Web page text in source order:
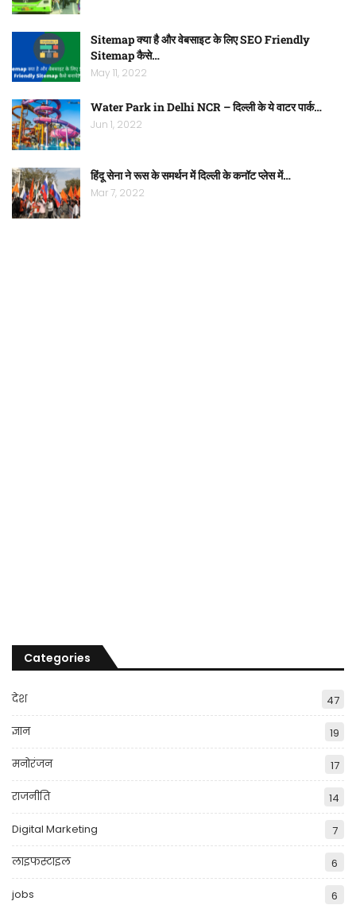
Sitemap क्या है और वेबसाइट के लिए SEO Friendly
Sitemap कैसे…
May 11, 2022
Water Park in Delhi NCR – दिल्ली के ये वाटर पार्क…
Jun 1, 2022
हिंदू सेना ने रूस के समर्थन में दिल्ली के कनॉट प्लेस में…
Mar 7, 2022
Categories
देश 47
ज्ञान 19
मनोरंजन 17
राजनीति 14
Digital Marketing 7
लाइफस्टाइल 6
jobs 6